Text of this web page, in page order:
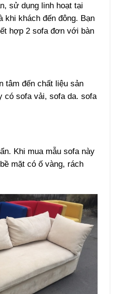
sử dụng linh hoạt tại
khi khách đến đông. Bạn
hợp 2 sofa đơn với bàn
tâm đến chất liệu sản
có sofa vải, sofa da. sofa
Khi mua mẫu sofa này
mặt có ố vàng, rách